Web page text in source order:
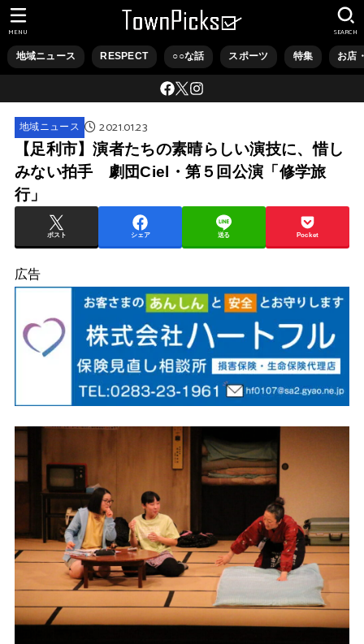
地域ニュース RESPECT ○○な話 スポーツ 特集 お店
SEARCH
MENU
地域ニュース 2021.01.23
【足利市】演者たちの素晴らしい演技に、惜し
みない拍手 劇団Ciel・第５回公演「修学旅
行」
ポスト シェア 送る Pocket
広告